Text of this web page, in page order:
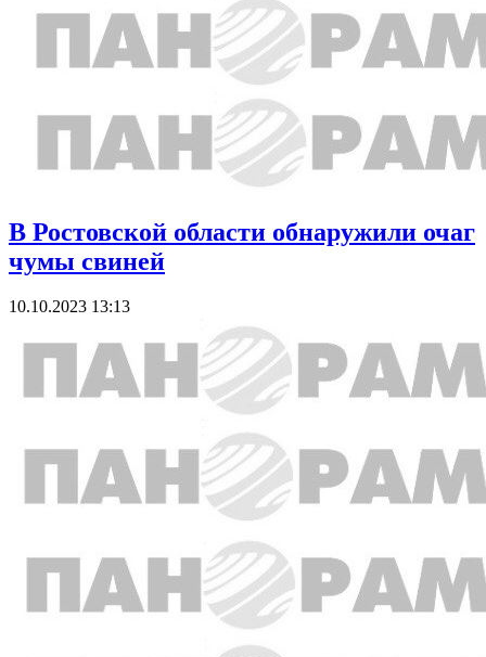
В Ростовской области обнаружили очаг
чумы свиней
10.10.2023 13:13